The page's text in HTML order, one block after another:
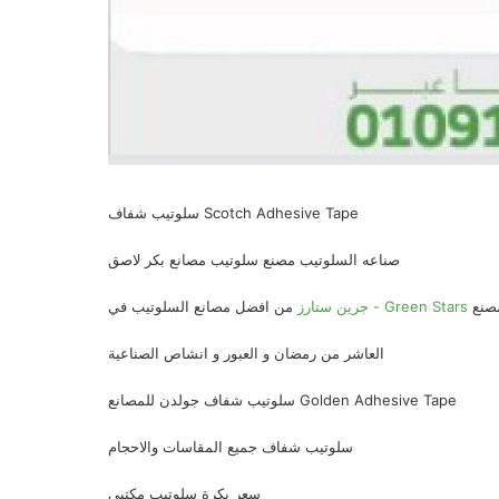
سلوتيب شفاف Scotch Adhesive Tape
صناعه السلوتيب مصنع سلوتيب مصانع بكر لاصق
جرين ستارز - Green Stars من افضل مصانع السلوتيب في
العاشر من رمضان و العبور و انشاص الصناعية
سلوتيب شفاف جولدن للمصانع Golden Adhesive Tape
سلوتيب شفاف جميع المقاسات والاحجام
سعر بكرة سلوتيب مكتبي